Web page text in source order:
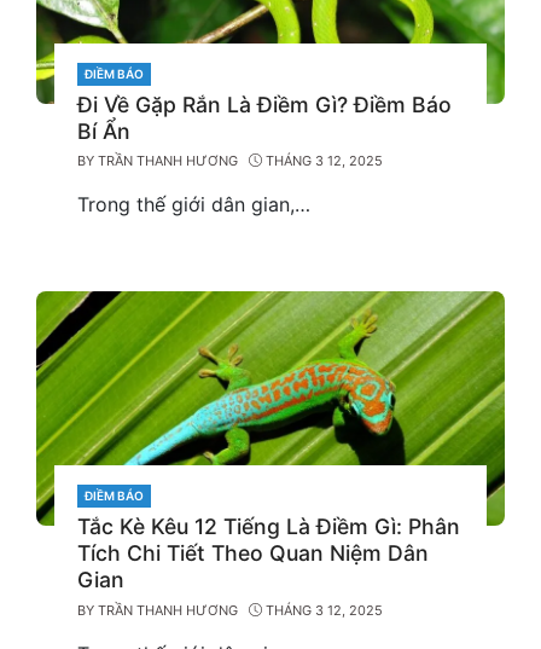
CATEGORIES
ĐIỀM BÁO
Đi Về Gặp Rắn Là Điềm Gì? Điềm Báo
Bí Ẩn
BYTRẦN THANH HƯƠNG THÁNG 3 12, 2025
Trong thế giới dân gian,…
CATEGORIES
ĐIỀM BÁO
Tắc Kè Kêu 12 Tiếng Là Điềm Gì: Phân
Tích Chi Tiết Theo Quan Niệm Dân
Gian
BYTRẦN THANH HƯƠNG THÁNG 3 12, 2025